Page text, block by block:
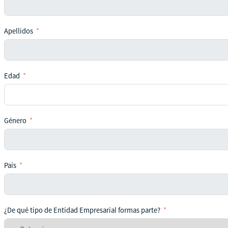
Apellidos
Edad
Género
País
¿De qué tipo de Entidad Empresarial formas parte?